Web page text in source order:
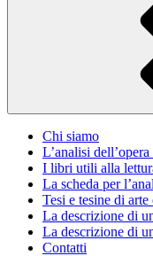
Chi siamo
L’analisi dell’opera
I libri utili alla
La scheda per
Tesi e tesine di
La descrizione di
La descrizione di
Contatti